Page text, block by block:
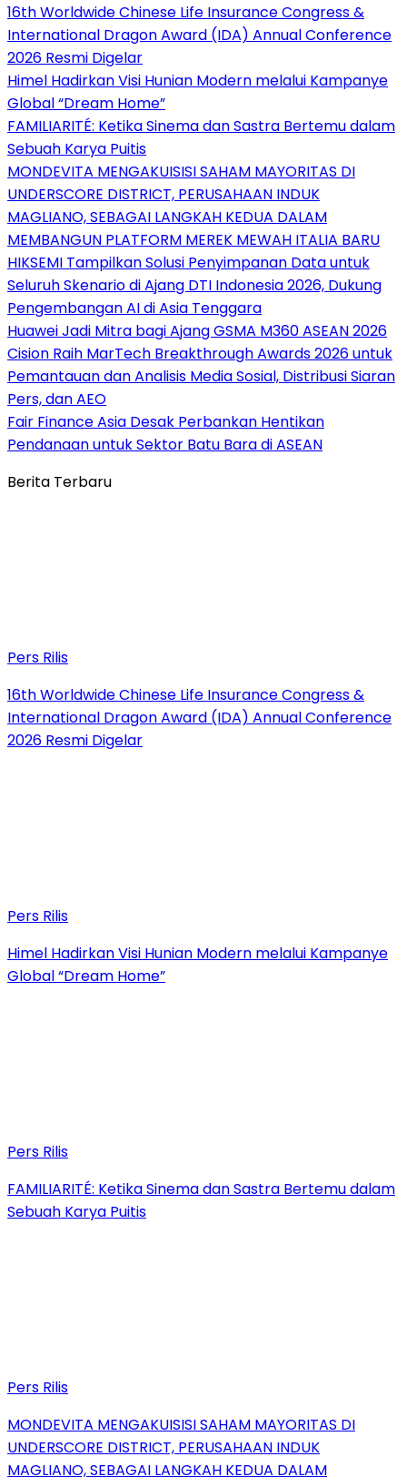
16th Worldwide Chinese Life Insurance Congress &
International Dragon Award (IDA) Annual Conference
2026 Resmi Digelar
Himel Hadirkan Visi Hunian Modern melalui Kampanye
Global “Dream Home”
FAMILIARITÉ: Ketika Sinema dan Sastra Bertemu dalam
Sebuah Karya Puitis
MONDEVITA MENGAKUISISI SAHAM MAYORITAS DI
UNDERSCORE DISTRICT, PERUSAHAAN INDUK
MAGLIANO, SEBAGAI LANGKAH KEDUA DALAM
MEMBANGUN PLATFORM MEREK MEWAH ITALIA BARU
HIKSEMI Tampilkan Solusi Penyimpanan Data untuk
Seluruh Skenario di Ajang DTI Indonesia 2026, Dukung
Pengembangan AI di Asia Tenggara
Huawei Jadi Mitra bagi Ajang GSMA M360 ASEAN 2026
Cision Raih MarTech Breakthrough Awards 2026 untuk
Pemantauan dan Analisis Media Sosial, Distribusi Siaran
Pers, dan AEO
Fair Finance Asia Desak Perbankan Hentikan
Pendanaan untuk Sektor Batu Bara di ASEAN
Berita Terbaru
Pers Rilis
16th Worldwide Chinese Life Insurance Congress &
International Dragon Award (IDA) Annual Conference
2026 Resmi Digelar
Pers Rilis
Himel Hadirkan Visi Hunian Modern melalui Kampanye
Global “Dream Home”
Pers Rilis
FAMILIARITÉ: Ketika Sinema dan Sastra Bertemu dalam
Sebuah Karya Puitis
Pers Rilis
MONDEVITA MENGAKUISISI SAHAM MAYORITAS DI
UNDERSCORE DISTRICT, PERUSAHAAN INDUK
MAGLIANO, SEBAGAI LANGKAH KEDUA DALAM